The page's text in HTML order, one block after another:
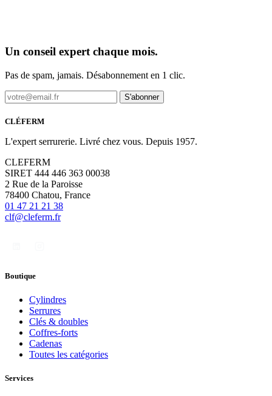
Un conseil expert chaque mois.
Pas de spam, jamais. Désabonnement en 1 clic.
S'abonner
CLÉFERM
L'expert serrurerie. Livré chez vous. Depuis 1957.
CLEFERM
SIRET 444 446 363 00038
2 Rue de la Paroisse
78400 Chatou, France
01 47 21 21 38
clf@cleferm.fr
Boutique
Cylindres
Serrures
Clés & doubles
Coffres-forts
Cadenas
Toutes les catégories
Services